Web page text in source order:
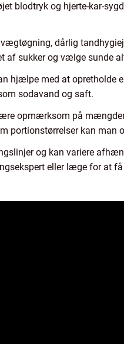
blodtryk og hjerte-kar-
dårlig
af sukker og vælge sunde
hjælpe med at
sodavand og saft.
opmærksom på
kan man
og kan variere
eller læge for at